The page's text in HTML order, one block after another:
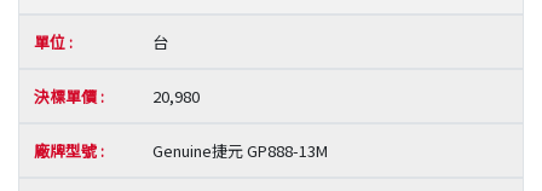
台
20,980
Genuine捷元 GP888-13M